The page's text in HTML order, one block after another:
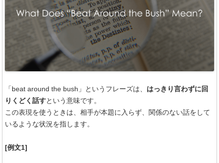
「beat around the bush」というフレーズは、 はっきり言わずに回
りくどく話すという意味です。
この表現を使うときは、相手が本題に入らず、関係のない話をして
いるような状況を指します。
[例文1]